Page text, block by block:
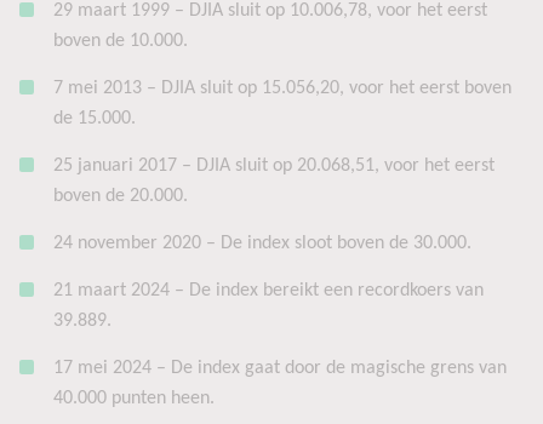
29 maart 1999 – DJIA sluit op 10.006,78, voor het eerst
boven de 10.000.
7 mei 2013 – DJIA sluit op 15.056,20, voor het eerst boven
de 15.000.
25 januari 2017 – DJIA sluit op 20.068,51, voor het eerst
boven de 20.000.
24 november 2020 – De index sloot boven de 30.000.
21 maart 2024 – De index bereikt een recordkoers van
39.889.
17 mei 2024 – De index gaat door de magische grens van
40.000 punten heen.